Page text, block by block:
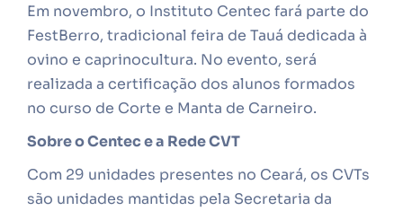
Em novembro, o Instituto Centec fará parte do
FestBerro, tradicional feira de Tauá dedicada à
ovino e caprinocultura. No evento, será
realizada a certificação dos alunos formados
no curso de Corte e Manta de Carneiro.
Sobre o Centec e a Rede CVT
Com 29 unidades presentes no Ceará, os CVTs
são unidades mantidas pela Secretaria da